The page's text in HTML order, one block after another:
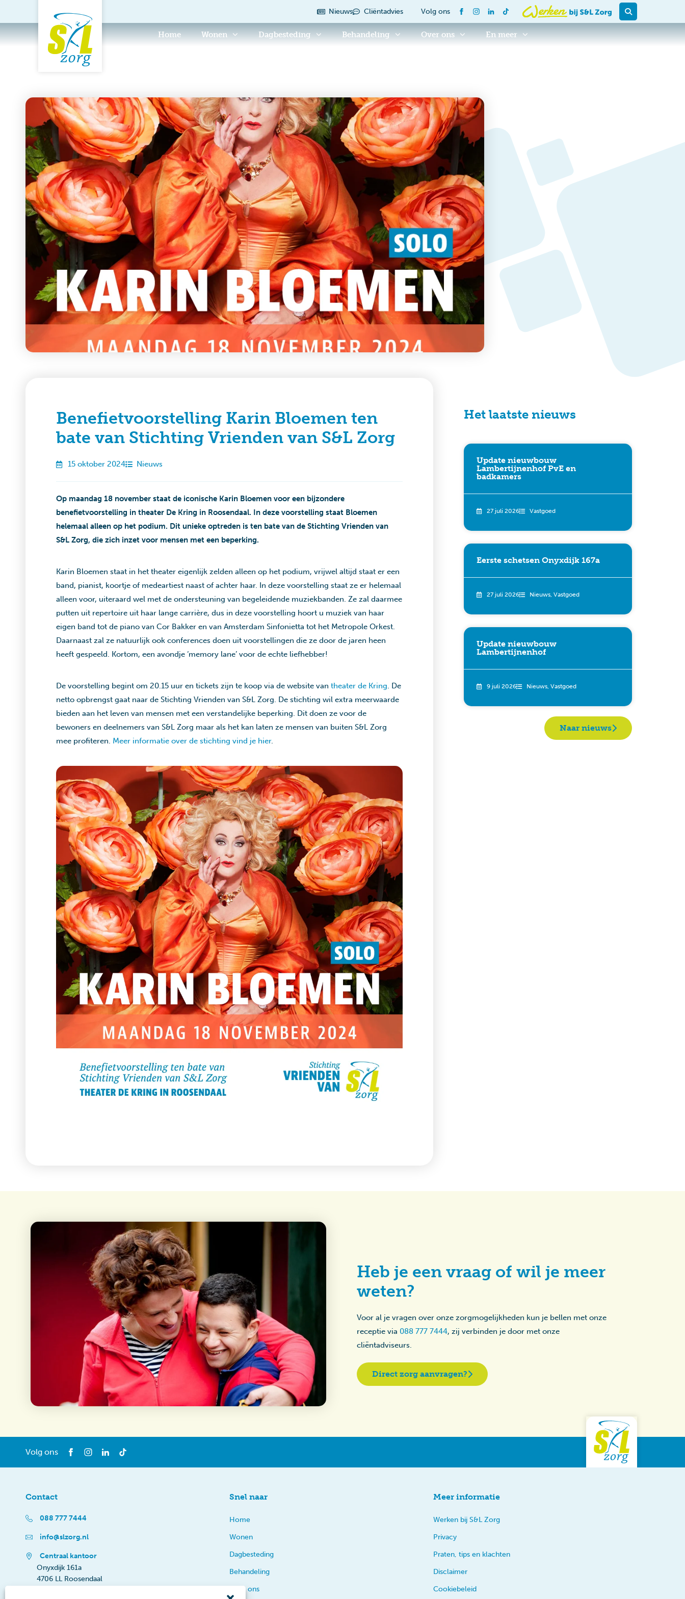
Nieuws Cliëntadvies Volg ons
Home Wonen Dagbesteding Behandeling Over ons En meer
Benefietvoorstelling Karin Bloemen ten
bate van Stichting Vrienden van S&L Zorg
15 oktober 2024 Nieuws
Op maandag 18 november staat de iconische Karin Bloemen voor een bijzondere
benefietvoorstelling in theater De Kring in Roosendaal. In deze voorstelling staat Bloemen
helemaal alleen op het podium. Dit unieke optreden is ten bate van de Stichting Vrienden van
S&L Zorg, die zich inzet voor mensen met een beperking.
Karin Bloemen staat in het theater eigenlijk zelden alleen op het podium, vrijwel altijd staat er een
band, pianist, koortje of medeartiest naast of achter haar. In deze voorstelling staat ze er helemaal
alleen voor, uiteraard wel met de ondersteuning van begeleidende muziekbanden. Ze zal daarmee
putten uit repertoire uit haar lange carrière, dus in deze voorstelling hoort u muziek van haar
eigen band tot de piano van Cor Bakker en van Amsterdam Sinfonietta tot het Metropole Orkest.
Daarnaast zal ze natuurlijk ook conferences doen uit voorstellingen die ze door de jaren heen
heeft gespeeld. Kortom, een avondje ‘memory lane’ voor de echte liefhebber!
De voorstelling begint om 20.15 uur en tickets zijn te koop via de website van theater de Kring. De
netto opbrengst gaat naar de Stichting Vrienden van S&L Zorg. De stichting wil extra meerwaarde
bieden aan het leven van mensen met een verstandelijke beperking. Dit doen ze voor de
bewoners en deelnemers van S&L Zorg maar als het kan laten ze mensen van buiten S&L Zorg
mee profiteren. Meer informatie over de stichting vind je hier.
Het laatste nieuws
Update nieuwbouw
Lambertijnenhof PvE en
badkamers
27 juli 2026 Vastgoed
Eerste schetsen Onyxdijk 167a
27 juli 2026 Nieuws, Vastgoed
Update nieuwbouw
Lambertijnenhof
9 juli 2026 Nieuws, Vastgoed
Naar nieuws
Heb je een vraag of wil je meer
weten?
Voor al je vragen over onze zorgmogelijkheden kun je bellen met onze
receptie via 088 777 7444, zij verbinden je door met onze
cliëntadviseurs.
Direct zorg aanvragen?
Volg ons
Contact
088 777 7444
info@slzorg.nl
Centraal kantoor
Onyxdijk 161a
4706 LL Roosendaal
Snel naar
Home
Wonen
Dagbesteding
Behandeling
Over ons
Meer informatie
Werken bij S&L Zorg
Privacy
Praten, tips en klachten
Disclaimer
Cookiebeleid